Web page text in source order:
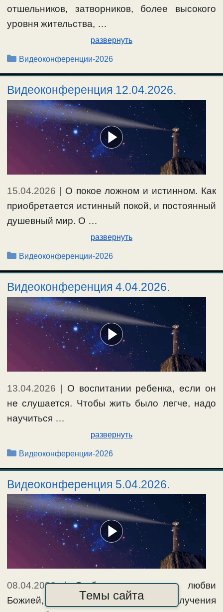
отшельников, затворников, более высокого
уровня жительства, …
развернуть
Рубрики
Видеоконференции-2026
Видеоконференция 12.04.2026.
15.04.2026
О покое ложном и истинном. Как
приобретается истинный покой, и постоянный
душевный мир. О …
развернуть
Рубрики
Видеоконференции-2026
Видеоконференция 4.04.2026.
13.04.2026 | О воспитании ребенка, если он
не слушается. Чтобы жить было легче, надо
научиться …
развернуть
Рубрики
Видеоконференции-2026
Видеоконференция 5.04.2026.
08.04.2026|О благодатном даре любви
Божией, и ее проявлениях. Прежде получения
Темы сайта